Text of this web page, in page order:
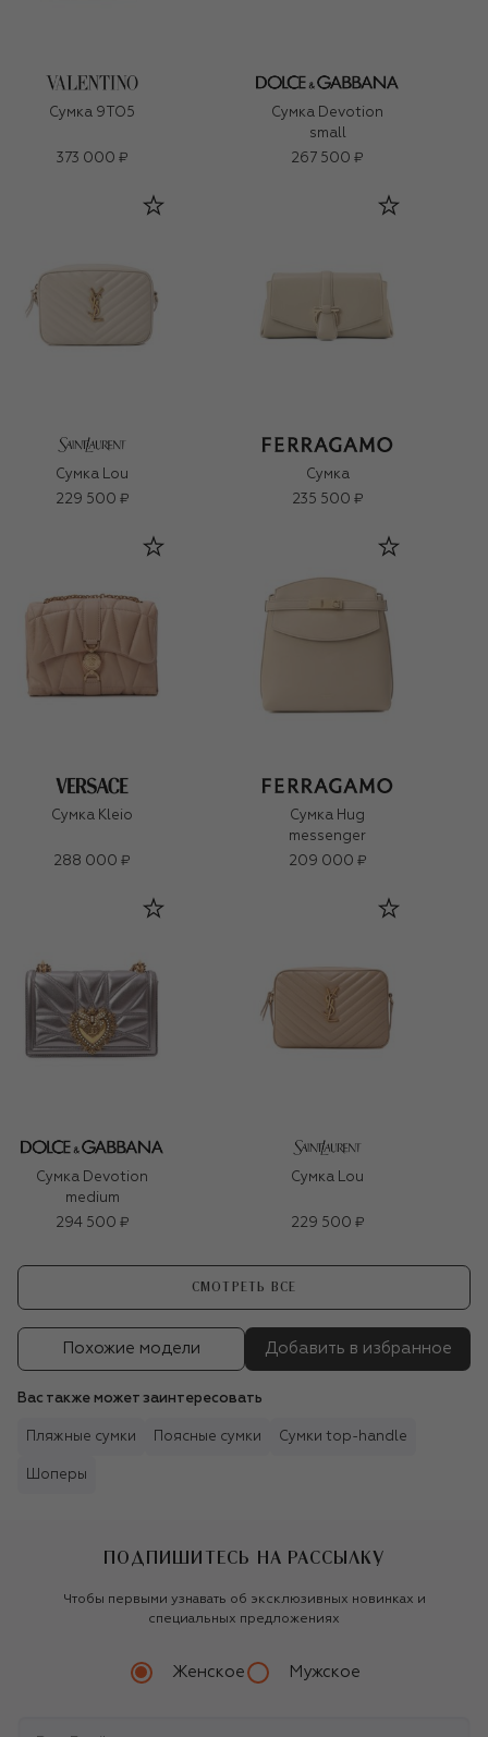
Сумка 9TO5
373 000 ₽
Сумка Devotion
small
267 500 ₽
Сумка Lou
229 500 ₽
Сумка
235 500 ₽
Сумка Kleio
288 000 ₽
Сумка Hug
messenger
209 000 ₽
Сумка Devotion
medium
294 500 ₽
Сумка Lou
229 500 ₽
СМОТРЕТЬ ВСЕ
Похожие модели Добавить в избранное
Вас также может заинтересовать
Пляжные сумки Поясные сумки Сумки top-handle
Шоперы
ПОДПИШИТЕСЬ НА РАССЫЛКУ
Чтобы первыми узнавать об эксклюзивных новинках и
специальных предложениях
Женское Мужское